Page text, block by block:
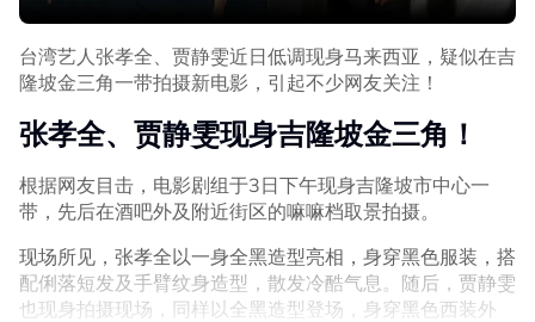
台湾艺人张孝全、贾静雯近日低调现身马来西亚，疑似在吉
隆坡金三角一带拍摄新电影，引起不少网友关注！
张孝全、贾静雯现身吉隆坡金三角！
根据网友目击，电影剧组于3日下午现身吉隆坡市中心一
带，先后在酒吧外及附近街区的嘛嘛档取景拍摄。
现场所见，张孝全以一身全黑造型亮相，身穿黑色服装，搭
配俐落短发及手臂纹身造型，散发冷酷气息。随后，贾静雯
也现身拍摄现场，同样以全黑造型登场，身穿黑色西装外